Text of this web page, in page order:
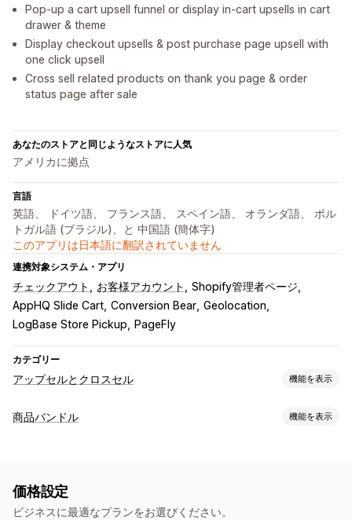
Pop-up a cart upsell funnel or display in-cart upsells in cart
drawer & theme
Display checkout upsells & post purchase page upsell with
one click upsell
Cross sell related products on thank you page & order
status page after sale
あなたのストアと同じようなストアに人気
アメリカに拠点
言語
英語、 ドイツ語、 フランス語、 スペイン語、 オランダ語、 ポル
トガル語 (ブラジル)、と 中国語 (簡体字)
このアプリは日本語に翻訳されていません
連携対象システム・アプリ
チェックアウト お客様アカウント
Shopify管理者ページ
AppHQ Slide Cart Conversion Bear Geolocation
LogBase Store Pickup
PageFly
カテゴリー
アップセルとクロスセル 機能を表示
カスタマイズ
カスタムCSS
商品バンドル 機能を表示
よく合わせて買われている商品
価格設定
ビジネスに最適なプランをお選びください。